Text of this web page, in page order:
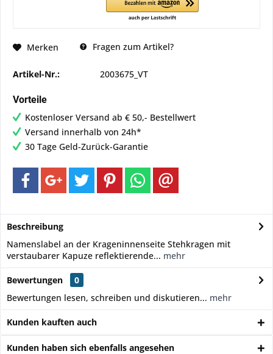
Merken Fragen zum Artikel?
Artikel-Nr.: 2003675_VT
Vorteile
Kostenloser Versand ab € 50,- Bestellwert
Versand innerhalb von 24h*
30 Tage Geld-Zurück-Garantie
Beschreibung
Namenslabel an der Krageninnenseite Stehkragen mit
verstaubarer Kapuze reflektierende... mehr
Bewertungen
0
Bewertungen lesen, schreiben und diskutieren... mehr
Kunden kauften auch
Kunden haben sich ebenfalls angesehen